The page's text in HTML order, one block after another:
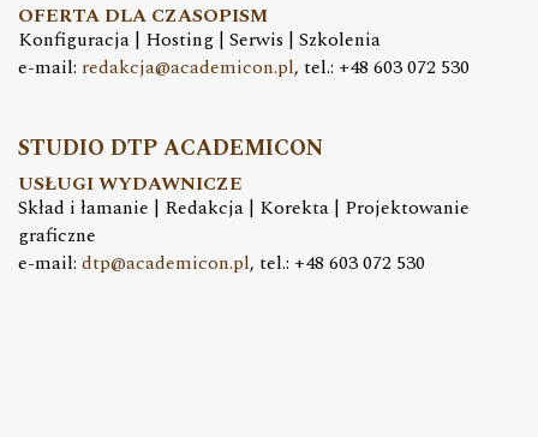
OFERTA DLA CZASOPISM
Konfiguracja | Hosting | Serwis | Szkolenia
e-mail: redakcja@academicon.pl, tel.: +48 603 072 530
STUDIO DTP ACADEMICON
USŁUGI WYDAWNICZE
Skład i łamanie | Redakcja | Korekta | Projektowanie
graficzne
e-mail: dtp@academicon.pl, tel.: +48 603 072 530